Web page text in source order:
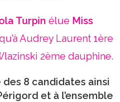
Turpin élue Miss
Audrey Laurent 1ère
2ème dauphine.
des 8 candidates ainsi
et à l’ensemble